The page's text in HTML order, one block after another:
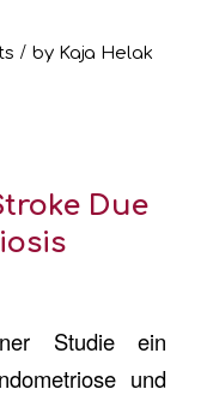
/ by Kaja Helak
Due
Studie ein
und